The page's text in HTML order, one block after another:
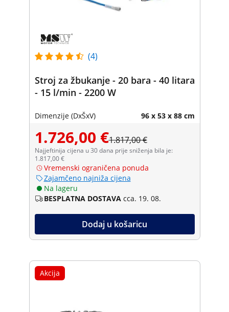
(4)
Stroj za žbukanje - 20 bara - 40 litara
- 15 l/min - 2200 W
Dimenzije (DxŠxV) 96 x 53 x 88 cm
1.726,00 €1.817,00 €
Najjeftinija cijena u 30 dana prije sniženja bila je:
1.817,00 €
Vremenski ograničena ponuda
Zajamčeno najniža cijena
Na lageru
BESPLATNA DOSTAVA cca. 19. 08.
Dodaj u košaricu
Akcija